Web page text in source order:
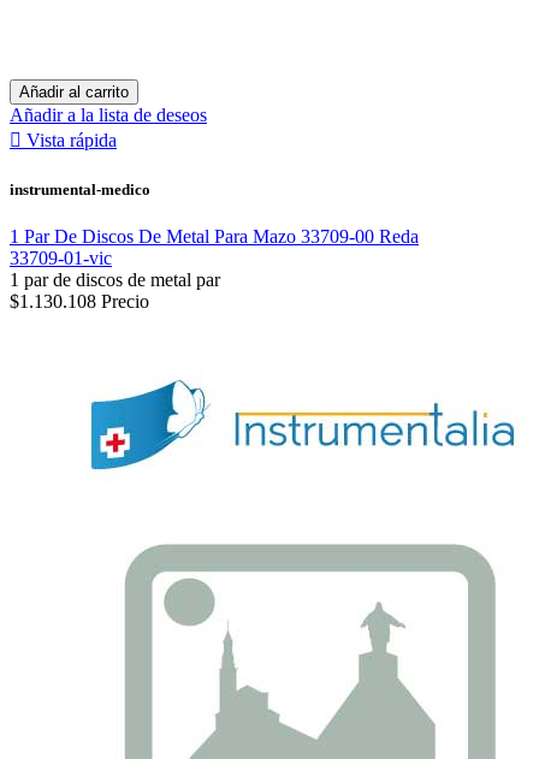
Añadir al carrito
Añadir a la lista de deseos
 Vista rápida
instrumental-medico
1 Par De Discos De Metal Para Mazo 33709-00 Reda
33709-01-vic
1 par de discos de metal par
$1.130.108 Precio